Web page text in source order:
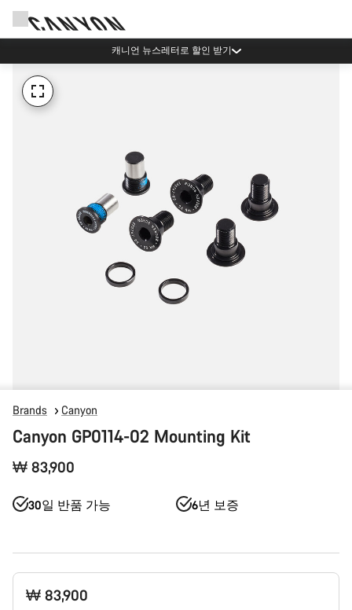
캐니언 뉴스레터로 할인 받기
Brands Canyon
Canyon GP0114-02 Mounting Kit
₩ 83,900
30일 반품 가능 6년 보증
제
₩ 83,900